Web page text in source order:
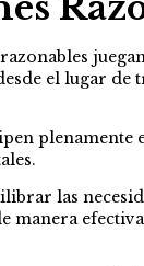
el lugar de
plenamente
las
manera